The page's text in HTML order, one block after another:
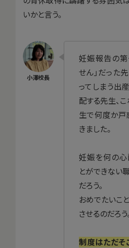
いかと言う。
妊娠報告の第
せん」だった
ってしまう出
配する先生、
生で何度か戸
きました。
妊娠を何の心
とができない
だろう。
おめでたいこ
させるのだろう
制度はただそ